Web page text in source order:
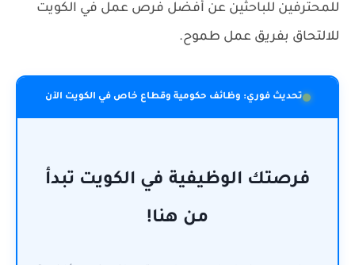
للمحترفين للباحثين عن أفضل فرص عمل في الكويت
للالتحاق بفريق عمل طموح.
تحديث فوري: وظائف حكومية وقطاع خاص في الكويت الآن
فرصتك الوظيفية في الكويت تبدأ
من هنا!